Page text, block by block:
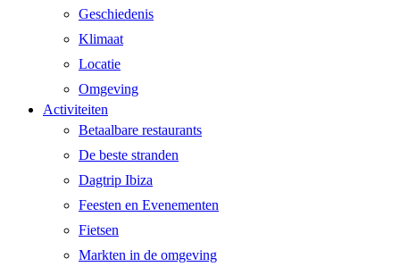
Geschiedenis
Klimaat
Locatie
Omgeving
Activiteiten
Betaalbare restaurants
De beste stranden
Dagtrip Ibiza
Feesten en Evenementen
Fietsen
Markten in de omgeving